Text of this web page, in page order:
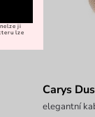
Carys
elegantní
ji
lze